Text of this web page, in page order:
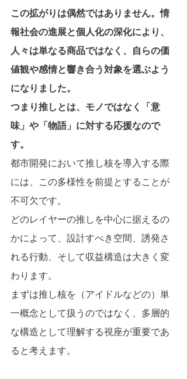
この拡がりは偶然ではありません。情
報社会の進展と個人化の深化により、
人々は単なる商品ではなく、自らの価
値観や感情と響き合う対象を選ぶよう
になりました。
つまり推しとは、モノではなく「意
味」や「物語」に対する応援なので
す。
都市開発において推し核を導入する際
には、この多様性を前提とすることが
不可欠です。
どのレイヤーの推しを中心に据えるの
かによって、設計すべき空間、誘発さ
れる行動、そして収益構造は大きく変
わります。
まずは推し核を（アイドルなどの）単
一概念として扱うのではなく、多層的
な構造として理解する視座が重要であ
ると考えます。